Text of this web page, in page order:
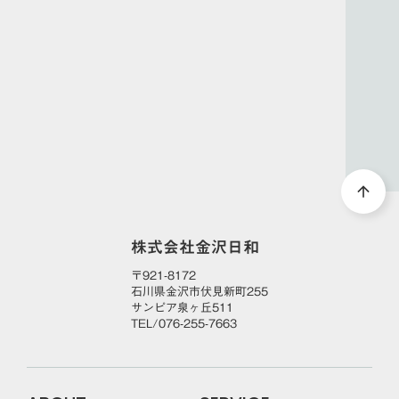
株式会社金沢日和
〒921-8172
石川県金沢市伏見新町255
サンピア泉ヶ丘511
TEL/076-255-7663
arrow_upward